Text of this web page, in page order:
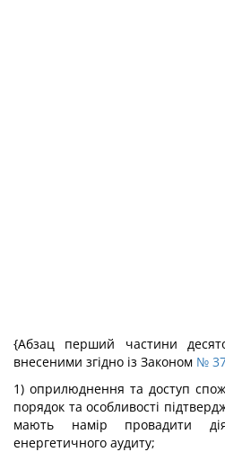
{Абзац перший частини
внесеними згідно із Законом №
1) оприлюднення та доступ
порядок та особливості
мають намір провадити
енергетичного аудиту;